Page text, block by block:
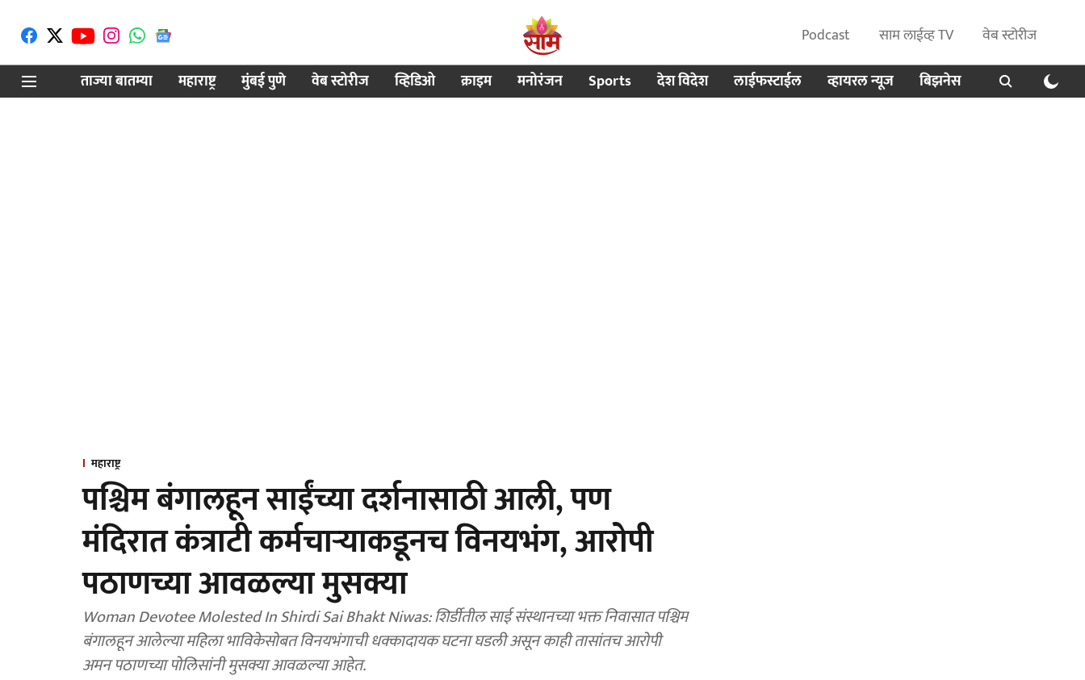
Podcast साम लाईव्ह TV
वेब स्टोरीज
ताज्या बातम्या
महाराष्ट्र मुंबई पुणे वेब स्टोरीज व्हिडिओ क्राइम मनोरंजन Sports देश विदेश लाईफस्टाईल व्हायरल न्यूज बिझनेस
महाराष्ट्र
पश्चिम बंगालहून साईंच्या दर्शनासाठी आली, पण
मंदिरात कंत्राटी कर्मचाऱ्याकडूनच विनयभंग, आरोपी
पठाणच्या आवळल्या मुसक्या
Woman Devotee Molested In Shirdi Sai Bhakt Niwas: शिर्डीतील साई संस्थानच्या भक्त निवासात पश्चिम
बंगालहून आलेल्या महिला भाविकेसोबत विनयभंगाची धक्कादायक घटना घडली असून काही तासांतच आरोपी
अमन पठाणच्या पोलिसांनी मुसक्या आवळल्या आहेत.